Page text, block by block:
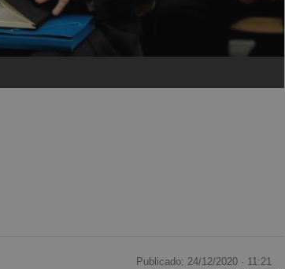
Publicado: 24/12/2020 · 11:21